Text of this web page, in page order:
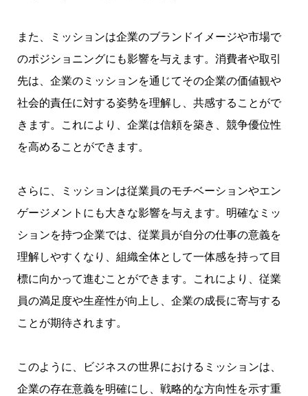
また、ミッションは企業のブランドイメージや市場で
のポジショニングにも影響を与えます。消費者や取引
先は、企業のミッションを通じてその企業の価値観や
社会的責任に対する姿勢を理解し、共感することがで
きます。これにより、企業は信頼を築き、競争優位性
を高めることができます。
さらに、ミッションは従業員のモチベーションやエン
ゲージメントにも大きな影響を与えます。明確なミッ
ションを持つ企業では、従業員が自分の仕事の意義を
理解しやすくなり、組織全体として一体感を持って目
標に向かって進むことができます。これにより、従業
員の満足度や生産性が向上し、企業の成長に寄与する
ことが期待されます。
このように、ビジネスの世界におけるミッションは、
企業の存在意義を明確にし、戦略的な方向性を示す重